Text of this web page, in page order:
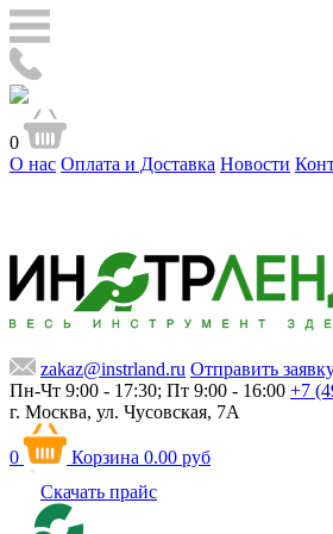
0
О нас Оплата и Доставка Новости
zakaz@instrland.ru Отправить
Пн-Чт 9:00 - 17:30; Пт 9:00 - 16:00 +7
г. Москва, ул. Чусовская, 7А
0 Корзина 0.00 руб
Скачать прайс